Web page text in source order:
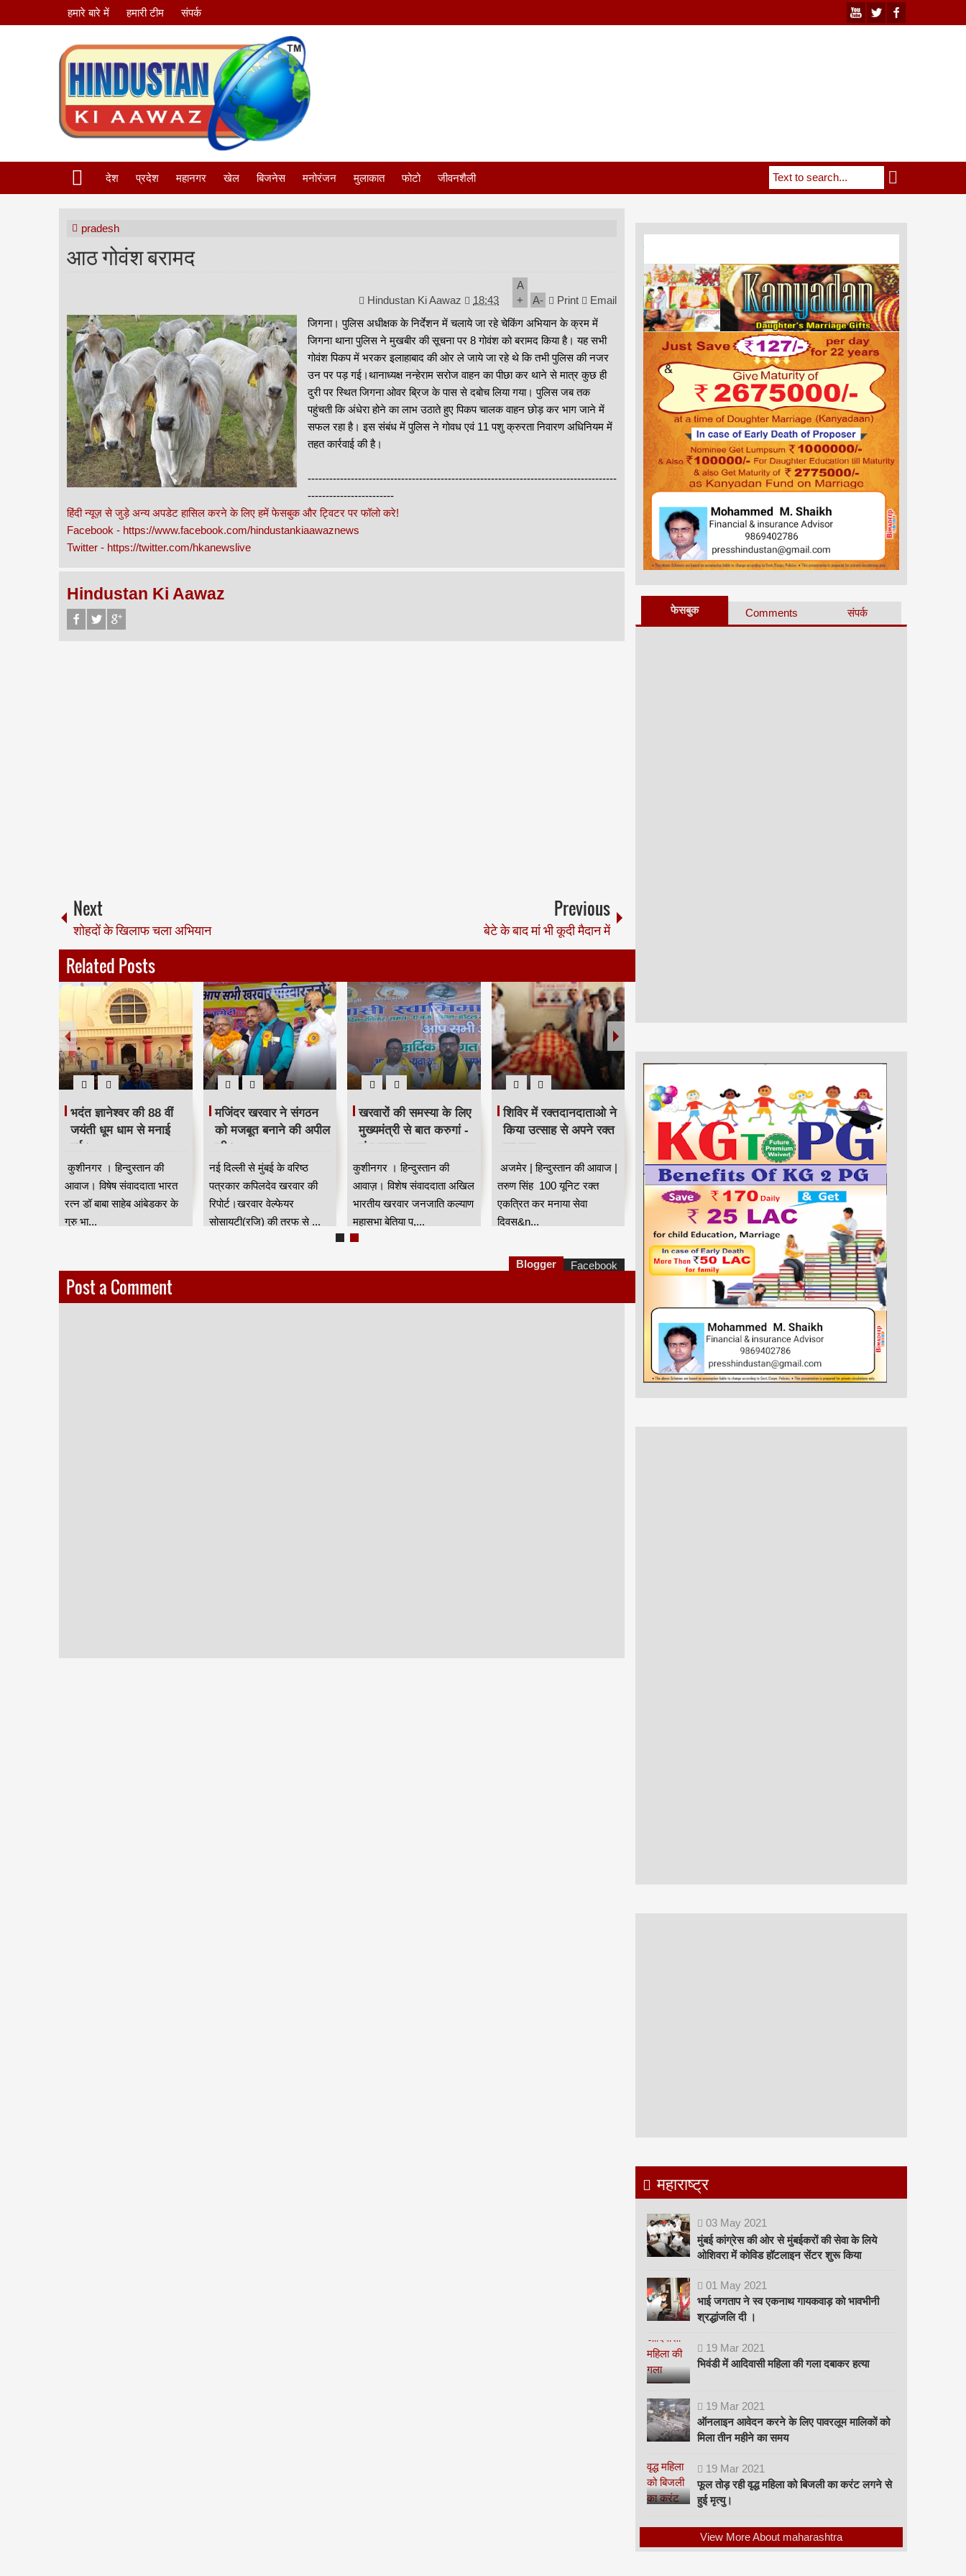
हमारे बारे में हमारी टीम संपर्क
देश प्रदेश महानगर खेल बिजनेस मनोरंजन मुलाकात फोटो जीवनशैली
pradesh
आठ गोवंश बरामद
Hindustan Ki Aawaz 18:43
A
+
A- Print
Email
जिगना। पुलिस अधीक्षक के निर्देशन में चलाये जा रहे चेकिंग अभियान के क्रम में
जिगना थाना पुलिस ने मुखबीर की सूचना पर 8 गोवंश को बरामद किया है। यह सभी
गोवंश पिकप में भरकर इलाहाबाद की ओर ले जाये जा रहे थे कि तभी पुलिस की नजर
उन पर पड़ गई।थानाध्यक्ष नन्हेराम सरोज वाहन का पीछा कर थाने से मात्र कुछ ही
दुरी पर स्थित जिगना ओवर ब्रिज के पास से दबोच लिया गया। पुलिस जब तक
पहुंचती कि अंधेरा होने का लाभ उठाते हुए पिकप चालक वाहन छोड़ कर भाग जाने में
सफल रहा है। इस संबंध में पुलिस ने गोवध एवं 11 पशु क्रुरता निवारण अधिनियम में
तहत कार्रवाई की है।
--------------------------------------------------------------------------------------
------------------------
हिंदी न्यूज़ से जुड़े अन्य अपडेट हासिल करने के लिए हमें फेसबुक और ट्विटर पर फॉलो करे!
Facebook - https://www.facebook.com/hindustankiaawaznews
Twitter - https://twitter.com/hkanewslive
Hindustan Ki Aawaz
Next
शोहदों के खिलाफ चला अभियान
Previous
बेटे के बाद मां भी कूदी मैदान में
Related Posts
भदंत ज्ञानेश्वर की 88 वीं
जयंती धूम धाम से मनाई
गई।
कुशीनगर । हिन्दुस्तान की
आवाज। विषेष संवाददाता भारत
रत्न डॉ बाबा साहेब आंबेडकर के
गुरु भा...
मजिंदर खरवार ने संगठन
को मजबूत बनाने की अपील
की।
नई दिल्ली से मुंबई के वरिष्ठ
पत्रकार कपिलदेव खरवार की
रिपोर्ट।खरवार वेल्फेयर
सोसायटी(रजि) की तरफ से ...
खरवारों की समस्या के लिए
मुख्यमंत्री से बात करुगां -
शंभू कुमार सुमन
कुशीनगर । हिन्दुस्तान की
आवाज़। विशेष संवाददाता अखिल
भारतीय खरवार जनजाति कल्याण
महासभा बेतिया प,...
शिविर में रक्तदानदाताओ ने
किया उत्साह से अपने रक्त
का दान
अजमेर | हिन्दुस्तान की आवाज |
तरुण सिंह 100 यूनिट रक्त
एकत्रित कर मनाया सेवा
दिवस&n...
Post a Comment
Blogger Facebook
फेसबुक Comments संपर्क
महाराष्ट्र
03 May 2021
मुंबई कांग्रेस की ओर से मुंबईकरों की सेवा के लिये
ओशिवरा में कोविड हॉटलाइन सेंटर शुरू किया
01 May 2021
भाई जगताप ने स्व एकनाथ गायकवाड़ को भावभीनी
श्रद्धांजलि दी ।
19 Mar 2021
भिवंडी में आदिवासी महिला की गला दबाकर हत्या
19 Mar 2021
ऑनलाइन आवेदन करने के लिए पावरलूम मालिकों को
मिला तीन महीने का समय
19 Mar 2021
फूल तोड़ रही वृद्ध महिला को बिजली का करंट लगने से
हुई मृत्यु।
View More About maharashtra